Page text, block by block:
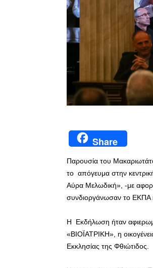
Share
Παρουσία του
το απόγευμα στην
Αύρα Μελωδική», -με
συνδιοργάνωσαν το
Η Εκδήλωση ήταν
«ΒΙΟΪΑΤΡΙΚΗ», η
Εκκλησίας της Φθιώτιδος.